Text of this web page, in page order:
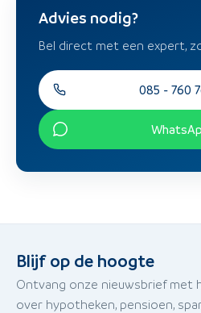
Advies nodig?
Bel direct met een expert,
085 - 760
Blijf op de hoogte
Ontvang onze nieuwsbrief met
over hypotheken, pensioen,